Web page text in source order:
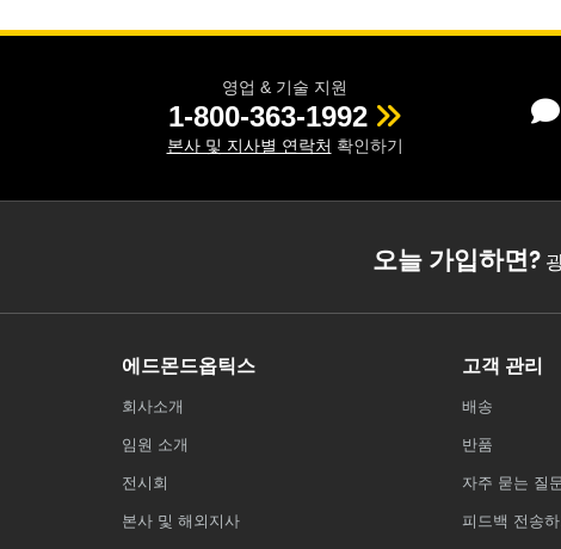
영업 & 기술 지원
1-800-363-1992
본사 및 지사별 연락처 확인하기
오늘 가입하면?
에드몬드옵틱스
회사소개
임원 소개
전시회
본사 및 해외지사
고객 관리
배송
반품
자주 묻는 질
피드백 전송하